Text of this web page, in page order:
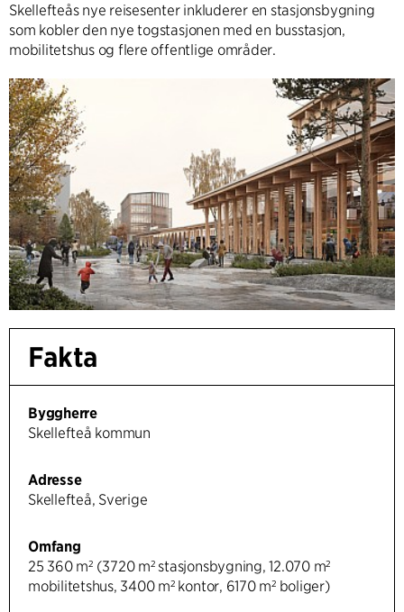
Skellefteås nye reisesenter inkluderer en stasjonsbygning
som kobler den nye togstasjonen med en busstasjon,
mobilitetshus og flere offentlige områder.
Fakta
Byggherre
Skellefteå kommun
Adresse
Skellefteå, Sverige
Omfang
25 360 m² (3720 m² stasjonsbygning, 12.070 m²
mobilitetshus, 3400 m² kontor, 6170 m² boliger)